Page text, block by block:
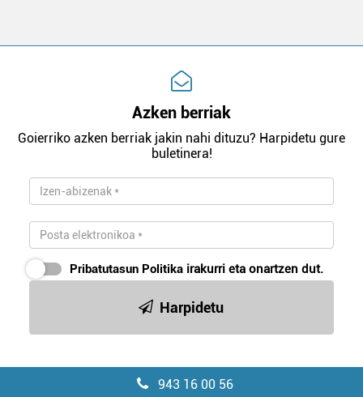
Azken berriak
Goierriko azken berriak jakin nahi dituzu? Harpidetu gure
buletinera!
Pribatutasun Politika irakurri eta onartzen dut.
Harpidetu
943 16 00 56